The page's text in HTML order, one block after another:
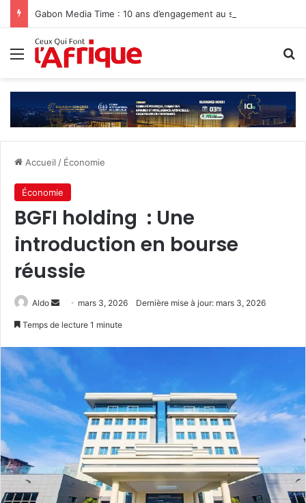
Menu
Accueil / Économie
Économie
BGFI holding : Une
introduction en bourse
réussie
Aldo
Envoyermars 3, 2026 Dernière mise à jour: mars 3, 2026
Temps de lecture 1 minute